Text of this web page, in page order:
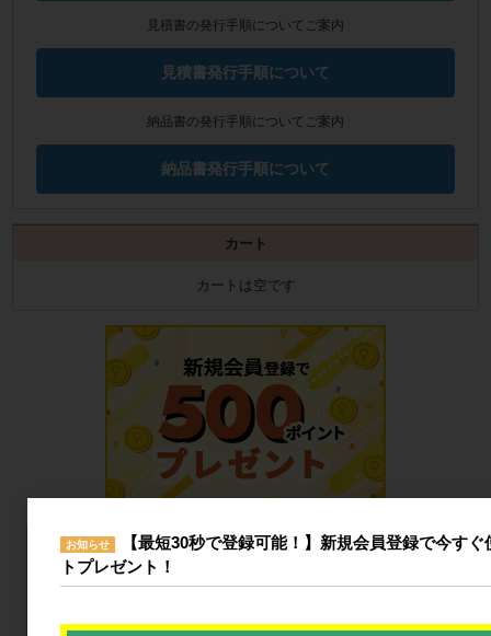
見積書の発行手順についてご案内
見積書発行手順について
納品書の発行手順についてご案内
納品書発行手順について
カート
カートは空です
お知らせ
【最短30秒で登録可能！】新規会員登録で今す
トプレゼント！